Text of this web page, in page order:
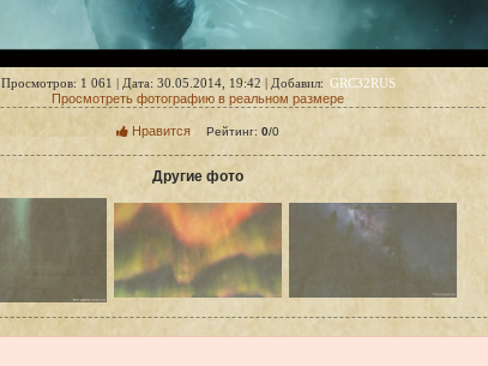
Просмотров: 1 061 | Дата: 30.05.2014, 19:42 | Добавил: GRC32RUS
Просмотреть фотографию в реальном размере
Нравится Рейтинг: 0/0
Другие фото